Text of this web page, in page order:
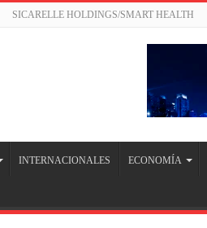
SICARELLE HOLDINGS/SMART HEALTH
INTERNACIONALES ECONOMÍA